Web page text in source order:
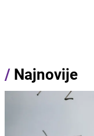
/ Najnovije